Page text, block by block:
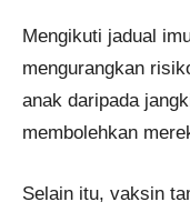
Mengikuti jadual
mengurangkan
anak daripada
membolehkan
Selain itu, vaksin